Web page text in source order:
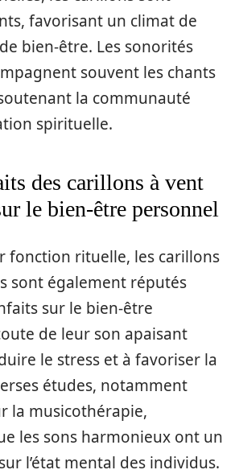
favorisant un climat de
bien-être. Les sonorités
souvent les chants
la communauté
spirituelle.
des carillons à vent
le bien-être personnel
fonction rituelle, les carillons
sont également réputés
sur le bien-être
de leur son apaisant
le stress et à favoriser la
études, notamment
la musicothérapie,
les sons harmonieux ont un
l’état mental des individus.